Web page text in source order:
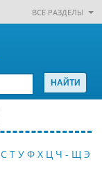
ВСЕ РАЗДЕЛЫ
С Т У Ф Х Ц Ч - Щ Э